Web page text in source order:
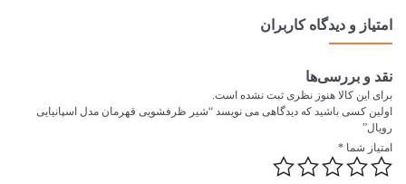
امتیاز و دیدگاه کاربران
نقد و بررسی‌ها
برای این کالا هنوز نظری ثبت نشده است.
اولین کسی باشید که دیدگاهی می نویسد “شیر ظرفشویی قهرمان مدل اسپانیایی
رویال”
امتیاز شما *